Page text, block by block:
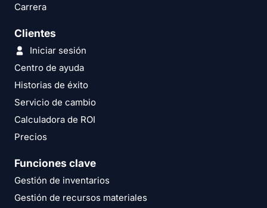
Carrera
Clientes
Iniciar sesión
Centro de ayuda
Historias de éxito
Servicio de cambio
Calculadora de ROI
Precios
Funciones clave
Gestión de inventarios
Gestión de recursos materiales